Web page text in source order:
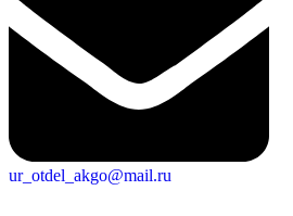
ur_otdel_akgo@mail.ru